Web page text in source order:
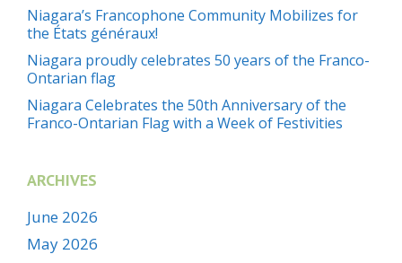
Niagara’s Francophone Community Mobilizes for
the États généraux!
Niagara proudly celebrates 50 years of the Franco-
Ontarian flag
Niagara Celebrates the 50th Anniversary of the
Franco-Ontarian Flag with a Week of Festivities
ARCHIVES
June 2026
May 2026